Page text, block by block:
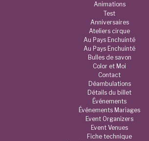
Animations
Test
Anniversaires
Ateliers cirque
Au Pays Enchuinté
Au Pays Enchuinté
Bulles de savon
Color et Moi
Contact
Déambulations
Détails du billet
Événements
Événements Mariages
Event Organizers
Event Venues
Fiche technique